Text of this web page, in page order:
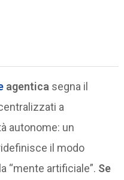
agentica segna il
a
autonome: un
il modo
“mente artificiale”. Se